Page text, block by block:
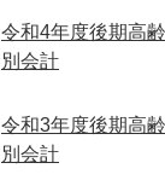
令和4年度後期高
別会計
令和3年度後期高
別会計